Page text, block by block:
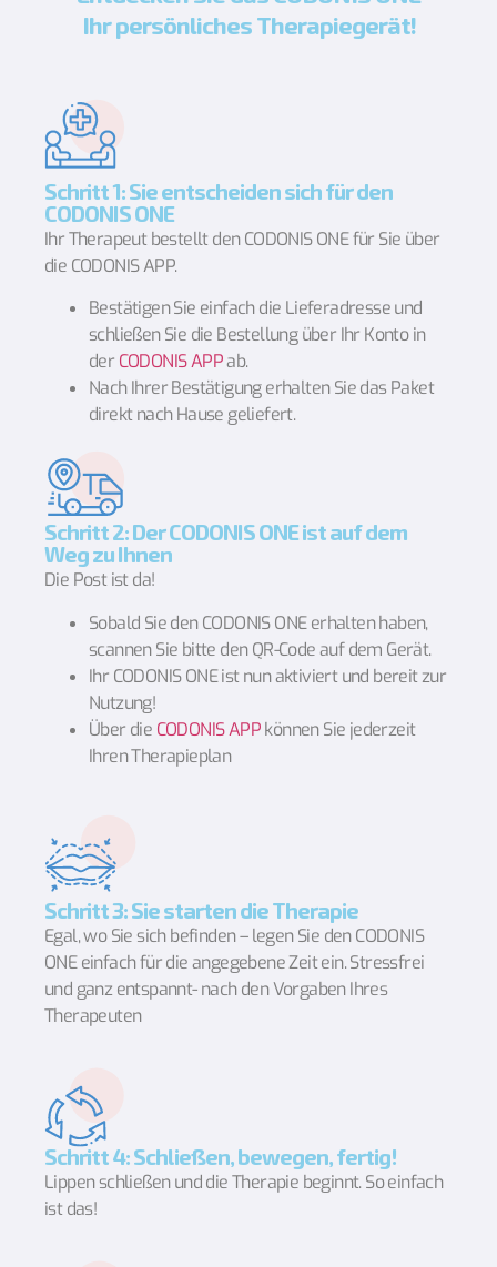
Ihr persönliches Therapiegerät!​
Schritt 1: Sie entscheiden sich für den
CODONIS ONE
Ihr Therapeut bestellt den CODONIS ONE für Sie über
die CODONIS APP.
Bestätigen Sie einfach die Lieferadresse und
schließen Sie die Bestellung über Ihr Konto in
der CODONIS APPab.
Nach Ihrer Bestätigung erhalten Sie das Paket
direkt nach Hause geliefert.
Schritt 2: Der CODONIS ONE ist auf dem
Weg zu Ihnen
Die Post ist da!
Sobald Sie den CODONIS ONE erhalten haben,
scannen Sie bitte den QR-Code auf dem Gerät.
Ihr CODONIS ONE ist nun aktiviert und bereit zur
Nutzung!
Über die CODONIS APPkönnen Sie jederzeit
Ihren Therapieplan
Schritt 3: Sie starten die Therapie
Egal, wo Sie sich befinden – legen Sie den CODONIS
ONE einfach für die angegebene Zeit ein. Stressfrei
und ganz entspannt- nach den Vorgaben Ihres
Therapeuten
Schritt 4: Schließen, bewegen, fertig!
Lippen schließen und die Therapie beginnt. So einfach
ist das!